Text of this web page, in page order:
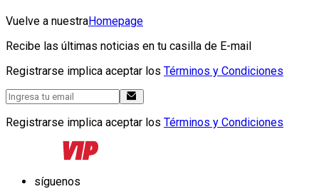
Vuelve a nuestraHomepage
Recibe las últimas noticias en tu casilla de E-mail
Registrarse implica aceptar los Términos y Condiciones
Registrarse implica aceptar los Términos y Condiciones
síguenos